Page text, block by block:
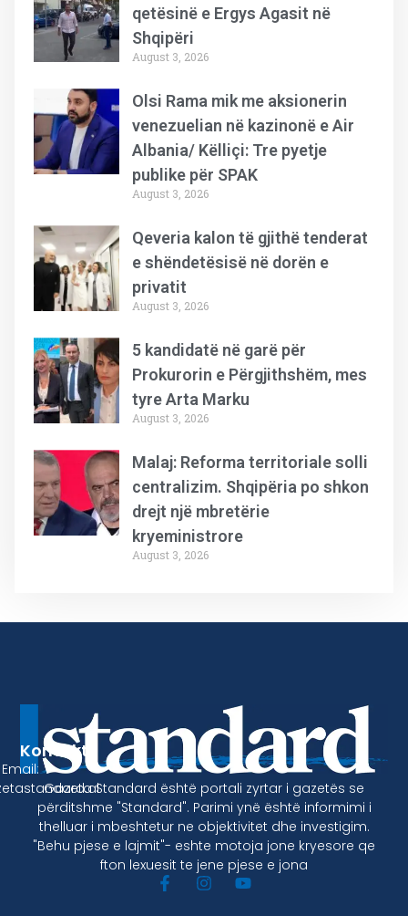
qetësinë e Ergys Agasit në
Shqipëri
August 3, 2026
Olsi Rama mik me aksionerin
venezuelian në kazinonë e Air
Albania/ Këlliçi: Tre pyetje
publike për SPAK
August 3, 2026
Qeveria kalon të gjithë tenderat
e shëndetësisë në dorën e
privatit
August 3, 2026
5 kandidatë në garë për
Prokurorin e Përgjithshëm, mes
tyre Arta Marku
August 3, 2026
Malaj: Reforma territoriale solli
centralizim. Shqipëria po shkon
drejt një mbretërie
kryeministrore
August 3, 2026
Gazeta Standard është portali zyrtar i gazetës se
përditshme "Standard". Parimi ynë është informimi i
thelluar i mbeshtetur ne objektivitet dhe investigim.
"Behu pjese e lajmit"- eshte motoja jone kryesore qe
fton lexuesit te jene pjese e jona
Kontakt
Email: